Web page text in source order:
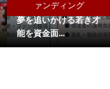
ァンディング
夢を追いかける若き才
能を資金面...